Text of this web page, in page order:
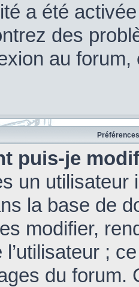
a été
des
au
puis-je
un
la base de
modifier,
l’utilisateur ;
du forum.